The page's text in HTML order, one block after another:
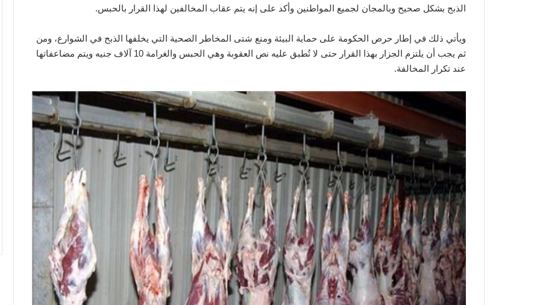
الذبح بشكل صحيح وبالمجان لجميع المواطنين وأكد على إنه يتم عقاب المخالفين لهذا القرار بالحبس.
ويأتي ذلك في إطار حرص الحكومة على حماية البيئة ومنع شتى المخاطر الصحية التي يخلفها الذبح في الشوارع، ومن
ثم يجب أن يلتزم الجزار بهذا القرار حتى لا تُطبق عليه نص العقوبة وهي الحبس والغرامة 10 آلاف جنيه ويتم مضاعفاتها
عند تكرار المخالفة.